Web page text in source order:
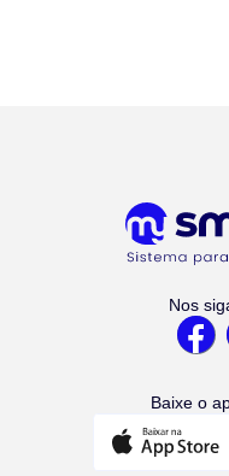
Nos
Baixe o